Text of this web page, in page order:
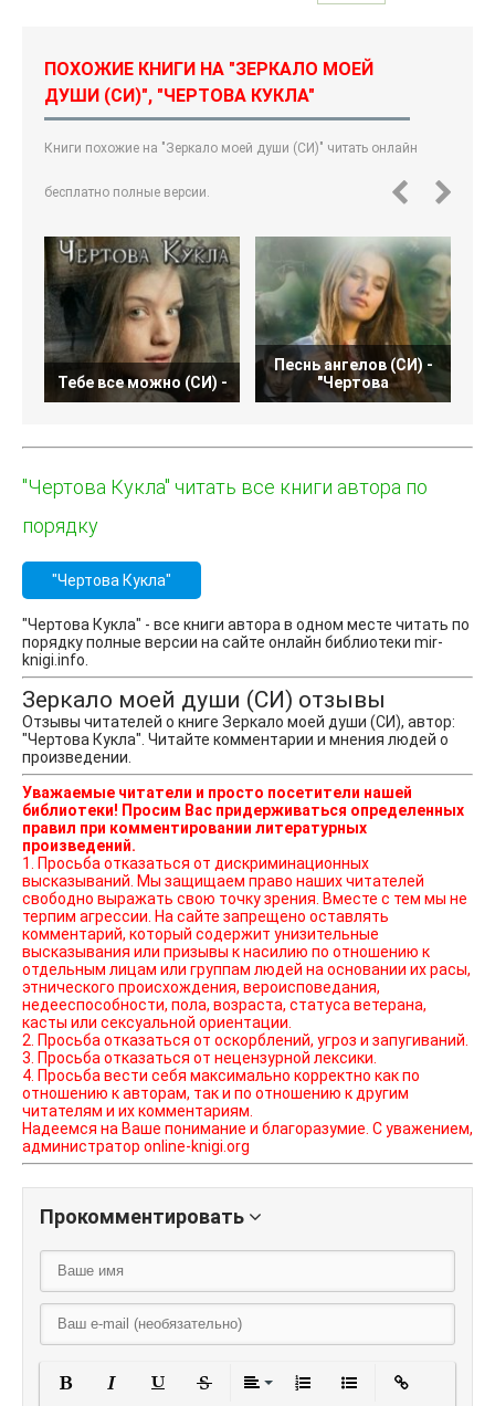
ПОХОЖИЕ КНИГИ НА "ЗЕРКАЛО МОЕЙ
ДУШИ (СИ)", "ЧЕРТОВА КУКЛА"
Книги похожие на "Зеркало моей души (СИ)" читать онлайн
бесплатно полные версии.
Тебе все можно (СИ) -
Песнь ангелов (СИ) -
"Чертова
"Чертова Кукла" читать все книги автора по
порядку
"Чертова Кукла"
"Чертова Кукла" - все книги автора в одном месте читать по
порядку полные версии на сайте онлайн библиотеки mir-
knigi.info.
Зеркало моей души (СИ) отзывы
Отзывы читателей о книге Зеркало моей души (СИ), автор:
"Чертова Кукла". Читайте комментарии и мнения людей о
произведении.
Уважаемые читатели и просто посетители нашей
библиотеки! Просим Вас придерживаться определенных
правил при комментировании литературных
произведений.
1. Просьба отказаться от дискриминационных
высказываний. Мы защищаем право наших читателей
свободно выражать свою точку зрения. Вместе с тем мы не
терпим агрессии. На сайте запрещено оставлять
комментарий, который содержит унизительные
высказывания или призывы к насилию по отношению к
отдельным лицам или группам людей на основании их расы,
этнического происхождения, вероисповедания,
недееспособности, пола, возраста, статуса ветерана,
касты или сексуальной ориентации.
2. Просьба отказаться от оскорблений, угроз и запугиваний.
3. Просьба отказаться от нецензурной лексики.
4. Просьба вести себя максимально корректно как по
отношению к авторам, так и по отношению к другим
читателям и их комментариям.
Надеемся на Ваше понимание и благоразумие. С уважением,
администратор online-knigi.org
Прокомментировать